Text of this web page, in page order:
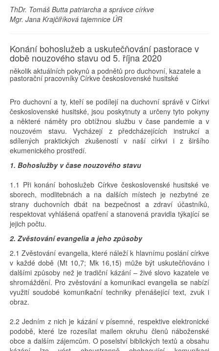
ThDr. Tomáš Butta patriarcha a správce církve
Mgr. Jana Krajčiříková tajemnice ÚR
Konání bohoslužeb a uskutečňování pastorace v
době nouzového stavu od 5. října 2020
několik aktuálních pokynů a podnětů pro duchovní, kazatele a
pastorační pracovníky Církve československé husitské
Pro duchovní a ty, kteří se podílejí na duchovní správě v Církvi
československé husitské, jsou poskytnuty a určeny tyto pokyny
a některé náměty pro obtížnou službu v čase pandemie a v
nouzovém stavu. Vycházejí z předcházejících instrukcí a
sdílených praktických zkušeností v naší církvi i z širšího
ekumenického prostředí.
1. Bohoslužby v čase nouzového stavu
1.1 Při konání bohoslužeb Církve československé husitské ve
sborech, modlitebnách a na dalších místech je nezbytné ze
strany duchovních dbát na bezpečnost a zdraví účastníků,
respektovat vyhlášená opatření a stanovená pravidla týkající se
jejich počtu.
2. Zvěstování evangelia a jeho způsoby
2.1 Zvěstování evangelia, které náleží k hlavnímu poslání církve
v každé době (Mt 10,7; Mk 16,15) může být uskutečňováno i
dalšími způsoby než je tradiční kázání – živé slovo kazatele ve
shromáždění. Pro zvěstování a komunikaci evangelia se nabízí
využití soudobé komunikační techniky přenášející text, zvuk i
obraz.
2.2 Jedním z nich je kázání v písemné, respektive elektronické
podobě, které lze rozesílat mailem okruhu členů náboženské
obce a dalším zájemcům. O poselství biblických textů a obsahu